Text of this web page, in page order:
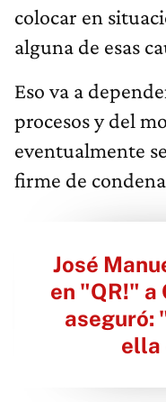
colocar en
alguna de esas
Eso va a
procesos y del
eventualmente
firme de
José
en "QR!" a
aseguró:
ella